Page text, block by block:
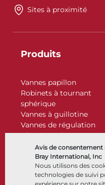
Avis de consentement
Bray International, Inc
Nous utilisons des
technologies de suivi
Sites à proximité
Produits
Vannes papillon
Robinets à tournant
sphérique
Vannes à guillotine
Vannes de régulation
Clapets antiretour
Actionneurs
Accessoires de contrôle
Cryogénique
Entreprise